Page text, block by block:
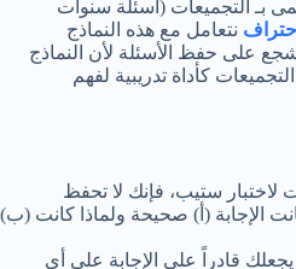
بـ التجميعات (أسئلة سنوات
نتعامل مع هذه النماذج
على حفظ الأسئلة لأن النماذج
كأداة تدريبية لفهم
لاختبار ستيب، فإنك لا تحفظ
الإجابة (أ) صحيحة ولماذا كانت (ب)
قادراً على الإجابة على أي